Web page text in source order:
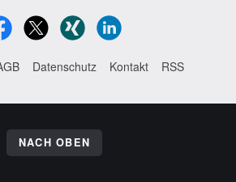
Datenschutz Kontakt RSS
NACH OBEN